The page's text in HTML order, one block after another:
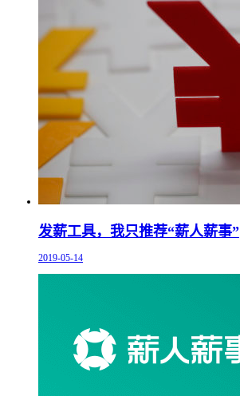
发薪工具，我只推荐“薪人薪事”
2019-05-14